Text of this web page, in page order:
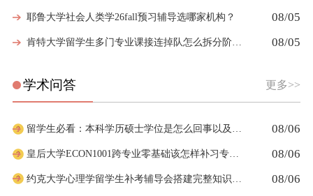
耶鲁大学社会人类学26fall预习辅导选哪家机构？ 08/05
肯特大学留学生多门专业课接连掉队怎么拆分阶段性补习计划 08/05
学术问答 更多>>
08/06
皇后大学ECON1001跨专业零基础该怎样补习专业课 08/06
08/06